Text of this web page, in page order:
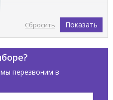
Показать
Сбросить
перезвоним в